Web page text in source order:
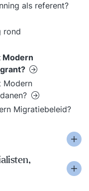
als referent?
rond
Modern
Modern
Migratiebeleid?